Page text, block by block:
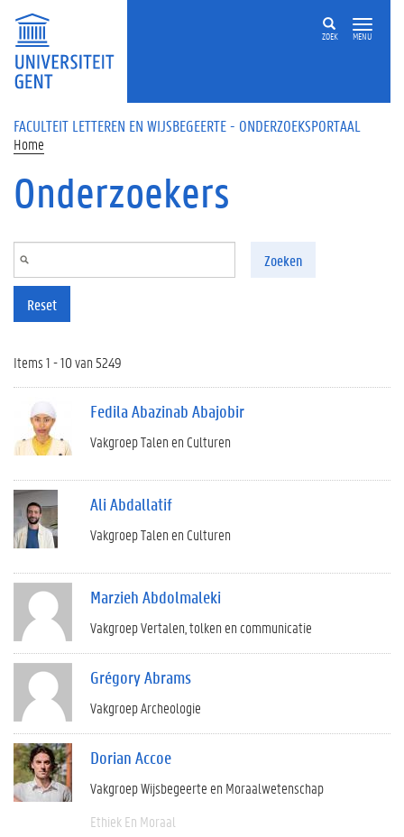
Overslaan en naar de inhoud gaan
ZOEK MENU
FACULTEIT LETTEREN EN WIJSBEGEERTE - ONDERZOEKSPORTAAL
Home
Onderzoekers
Zoeken
Reset
Items 1 - 10 van 5249
Fedila Abazinab Abajobir
Vakgroep Talen en Culturen
Ali Abdallatif
Vakgroep Talen en Culturen
Marzieh Abdolmaleki
Vakgroep Vertalen, tolken en communicatie
Grégory Abrams
Vakgroep Archeologie
Dorian Accoe
Vakgroep Wijsbegeerte en Moraalwetenschap
Ethiek En Moraal